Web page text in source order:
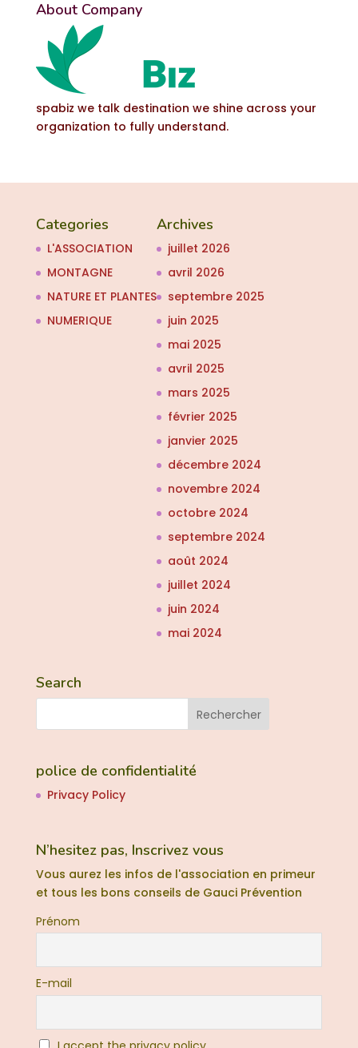
About Company
spabiz we talk destination we shine across your
organization to fully understand.
Categories
L'ASSOCIATION
MONTAGNE
NATURE ET PLANTES
NUMERIQUE
Archives
juillet 2026
avril 2026
septembre 2025
juin 2025
mai 2025
avril 2025
mars 2025
février 2025
janvier 2025
décembre 2024
novembre 2024
octobre 2024
septembre 2024
août 2024
juillet 2024
juin 2024
mai 2024
Search
police de confidentialité
Privacy Policy
N’hesitez pas, Inscrivez vous
Vous aurez les infos de l'association en primeur
et tous les bons conseils de Gauci Prévention
Prénom
E-mail